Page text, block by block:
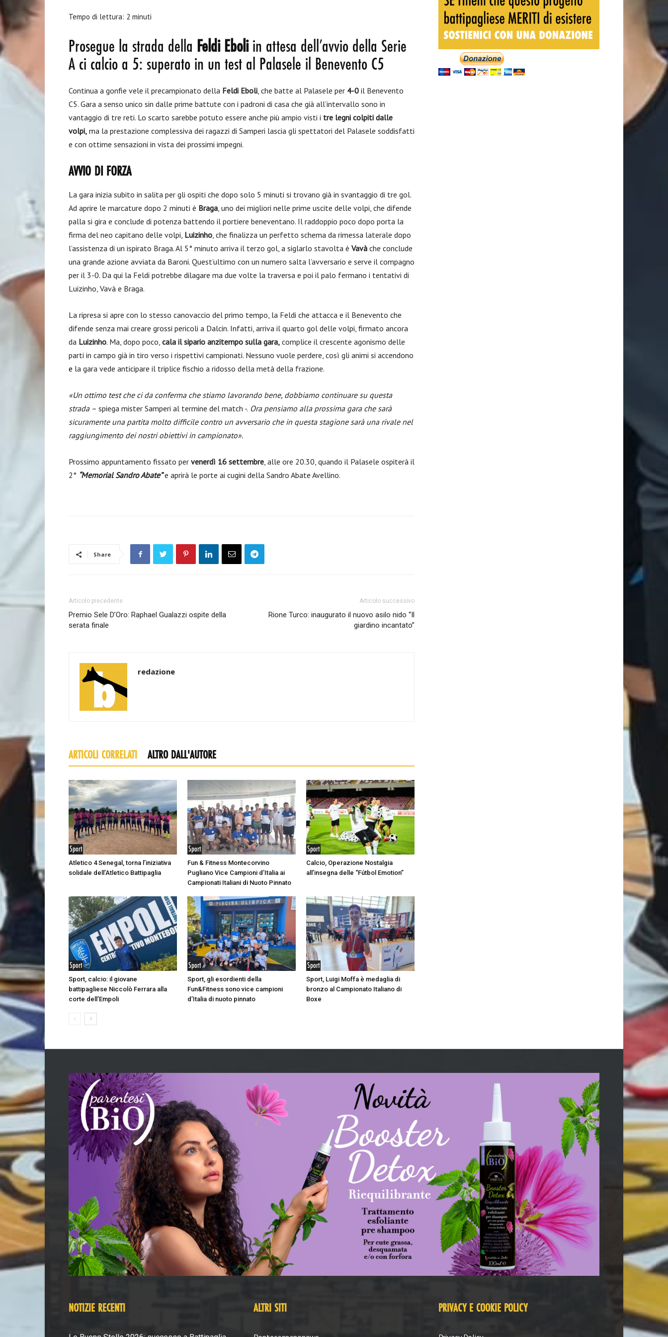
Tempo di lettura: 2 minuti
Prosegue la strada della Feldi Eboliin attesa dell’avvio della Serie
A ci calcio a 5: superato in un test al Palasele il Benevento C5
Continua a gonfie vele il precampionato della Feldi Eboli, che batte al Palasele per 4-0 il Benevento
C5. Gara a senso unico sin dalle prime battute con i padroni di casa che già all’intervallo sono in
vantaggio di tre reti. Lo scarto sarebbe potuto essere anche più ampio visti i tre legni colpiti dalle
volpi, ma la prestazione complessiva dei ragazzi di Samperi lascia gli spettatori del Palasele soddisfatti
e con ottime sensazioni in vista dei prossimi impegni.
AVVIO DI FORZA
La gara inizia subito in salita per gli ospiti che dopo solo 5 minuti si trovano già in svantaggio di tre gol.
Ad aprire le marcature dopo 2 minuti è Braga, uno dei migliori nelle prime uscite delle volpi, che difende
palla si gira e conclude di potenza battendo il portiere beneventano. Il raddoppio poco dopo porta la
firma del neo capitano delle volpi, Luizinho, che finalizza un perfetto schema da rimessa laterale dopo
l’assistenza di un ispirato Braga. Al 5° minuto arriva il terzo gol, a siglarlo stavolta è Vavà che conclude
una grande azione avviata da Baroni. Quest’ultimo con un numero salta l’avversario e serve il compagno
per il 3-0. Da qui la Feldi potrebbe dilagare ma due volte la traversa e poi il palo fermano i tentativi di
Luizinho, Vavà e Braga.
La ripresa si apre con lo stesso canovaccio del primo tempo, la Feldi che attacca e il Benevento che
difende senza mai creare grossi pericoli a Dalcin. Infatti, arriva il quarto gol delle volpi, firmato ancora
da Luizinho. Ma, dopo poco, cala il sipario anzitempo sulla gara, complice il crescente agonismo delle
parti in campo già in tiro verso i rispettivi campionati. Nessuno vuole perdere, così gli animi si accendono
e la gara vede anticipare il triplice fischio a ridosso della metà della frazione.
«Un ottimo test che ci da conferma che stiamo lavorando bene, dobbiamo continuare su questa
strada – spiega mister Samperi al termine del match -. Ora pensiamo alla prossima gara che sarà
sicuramente una partita molto difficile contro un avversario che in questa stagione sarà una rivale nel
raggiungimento dei nostri obiettivi in campionato».
Prossimo appuntamento fissato per venerdì 16 settembre, alle ore 20.30, quando il Palasele ospiterà il
2° “Memorial Sandro Abate”e aprirà le porte ai cugini della Sandro Abate Avellino.
Share
Articolo precedente
Premio Sele D’Oro: Raphael Gualazzi ospite della
serata finale
Articolo successivo
Rione Turco: inaugurato il nuovo asilo nido “Il
giardino incantato”
redazione
ARTICOLI CORRELATI ALTRO DALL'AUTORE
Sport
Atletico 4 Senegal, torna l’iniziativa
solidale dell’Atletico Battipaglia
Sport
Fun & Fitness Montecorvino
Pugliano Vice Campioni d’Italia ai
Campionati Italiani di Nuoto Pinnato
Sport
Calcio, Operazione Nostalgia
all’insegna delle “Fútbol Emotion”
Sport
Sport, calcio: il giovane
battipagliese Niccolò Ferrara alla
corte dell’Empoli
Sport
Sport, gli esordienti della
Fun&Fitness sono vice campioni
d’Italia di nuoto pinnato
Sport
Sport, Luigi Moffa è medaglia di
bronzo al Campionato Italiano di
Boxe
NOTIZIE RECENTI ALTRI SITI PRIVACY E COOKIE POLICY